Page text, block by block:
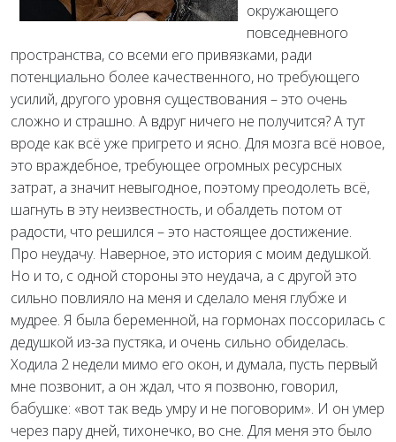
окружающего
повседневного
пространства, со всеми его привязками, ради
потенциально более качественного, но требующего
усилий, другого уровня существования – это очень
сложно и страшно. А вдруг ничего не получится? А тут
вроде как всё уже пригрето и ясно. Для мозга всё новое,
это враждебное, требующее огромных ресурсных
затрат, а значит невыгодное, поэтому преодолеть всё,
шагнуть в эту неизвестность, и обалдеть потом от
радости, что решился – это настоящее достижение.
Про неудачу. Наверное, это история с моим дедушкой.
Но и то, с одной стороны это неудача, а с другой это
сильно повлияло на меня и сделало меня глубже и
мудрее. Я была беременной, на гормонах поссорилась с
дедушкой из-за пустяка, и очень сильно обиделась.
Ходила 2 недели мимо его окон, и думала, пусть первый
мне позвонит, а он ждал, что я позвоню, говорил,
бабушке: «вот так ведь умру и не поговорим». И он умер
через пару дней, тихонечко, во сне. Для меня это было